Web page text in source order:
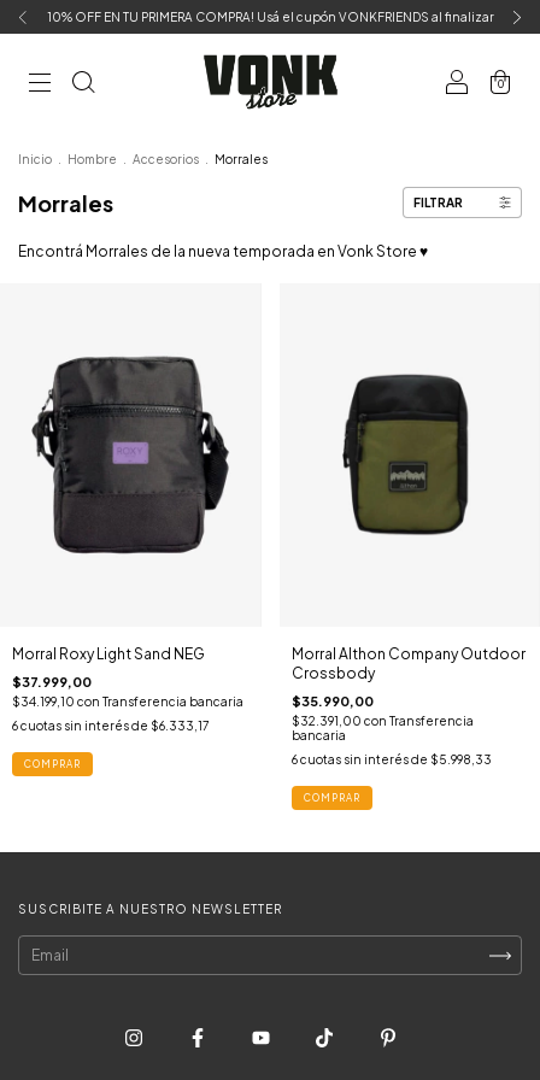
10% OFF EN TU PRIMERA COMPRA! Usá el cupón VONKFRIENDS al finalizar
0
Inicio Hombre Accesorios Morrales
Morrales FILTRAR
Encontrá Morrales de la nueva temporada en Vonk Store ♥
Morral Roxy Light Sand NEG
$37.999,00
$34.199,10 con Transferencia bancaria
6cuotas sin interés de $6.333,17
COMPRAR
Morral Althon Company Outdoor
Crossbody
$35.990,00
$32.391,00 con Transferencia
bancaria
6 cuotas sin interés de $5.998,33
COMPRAR
SUSCRIBITE A NUESTRO NEWSLETTER